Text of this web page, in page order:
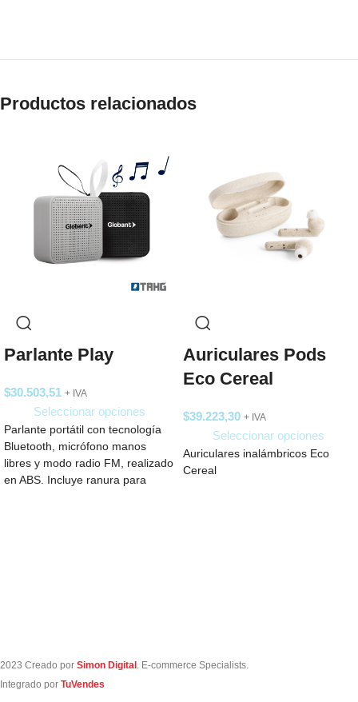
Productos relacionados
Parlante Play
$30.503,51 + IVA
Seleccionar opciones
Parlante portátil con tecnología
Bluetooth, micrófono manos
libres y modo radio FM, realizado
en ABS. Incluye ranura para
Auriculares Pods
Eco Cereal
$39.223,30 + IVA
Seleccionar opciones
Auriculares inalámbricos Eco
Cereal
2023 Creado por Simon Digital . E-commerce Specialists.
Integrado por TuVendes